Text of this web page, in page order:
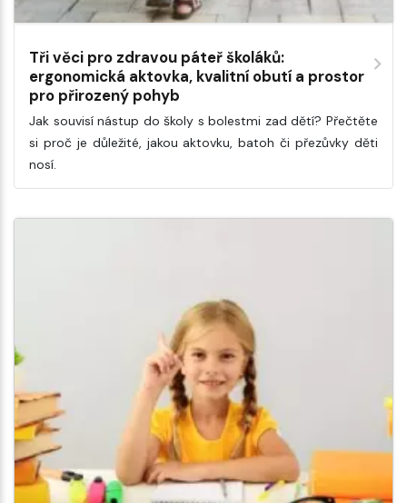
Tři věci pro zdravou páteř školáků:
ergonomická aktovka, kvalitní obutí a prostor
pro přirozený pohyb
Jak souvisí nástup do školy s bolestmi zad dětí? Přečtěte
si proč je důležité, jakou aktovku, batoh či přezůvky děti
nosí.